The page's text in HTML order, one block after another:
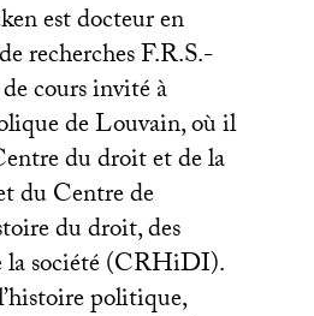
est docteur en
recherchesF.R.S.-
cours invité à
de Louvain, où il
du droit et de la
du Centre de
du droit, des
société (CRHiDI).
politique,